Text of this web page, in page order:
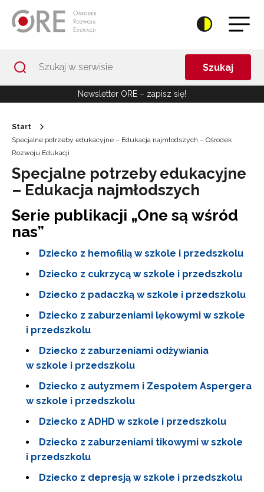
Szukaj
Newsletter ORE – zapisz się!
Start
Specjalne potrzeby edukacyjne – Edukacja najmłodszych – Ośrodek
Rozwoju Edukacji
Specjalne potrzeby edukacyjne
– Edukacja najmłodszych
Serie publikacji „One są wśród
nas”
Dziecko z hemofilią w szkole i przedszkolu
Dziecko z cukrzycą w szkole i przedszkolu
Dziecko z padaczką w szkole i przedszkolu
Dziecko z zaburzeniami lękowymi w szkole
i przedszkolu
Dziecko z zaburzeniami odżywiania
w szkole i przedszkolu
Dziecko z autyzmem i Zespołem Aspergera
w szkole i przedszkolu
Dziecko z ADHD w szkole i przedszkolu
Dziecko z zaburzeniami tikowymi w szkole
i przedszkolu
Dziecko z depresją w szkole i przedszkolu